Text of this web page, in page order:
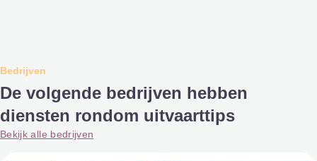
Bedrijven
De volgende bedrijven hebben
diensten rondom uitvaarttips
Bekijk alle bedrijven